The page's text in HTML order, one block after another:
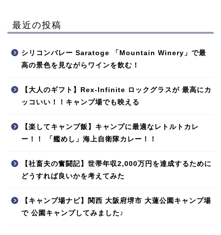
最近の投稿
シリコンバレー Saratoge 「Mountain Winery」で最
高の景色を見ながらワインを飲む！
【大人のギフト】Rex-Infinite ロックグラスが 最高にカ
ッコいい！！キャンプ場でも映える
【楽してキャンプ飯】キャンプに最適なレトルトカレ
ー！！ 「艦めし」海上自衛隊カレー！！
【社畜夫の奮闘記】世帯年収2,000万円を達成するために
どうすれば良いかを考えてみた
【キャンプ場ナビ】関西 大阪府堺市 大蓮公園キャンプ場
で 公園キャンプしてみました♪